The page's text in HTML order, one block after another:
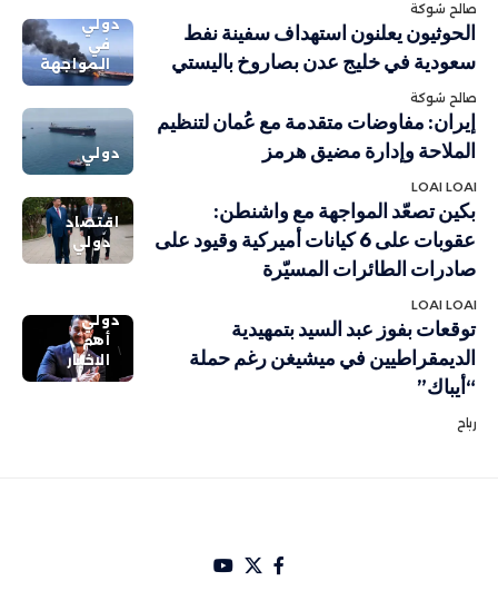
صالح شوكة
دولي
في
المواجهة
الحوثيون يعلنون استهداف سفينة نفط
سعودية في خليج عدن بصاروخ باليستي
صالح شوكة
دولي
إيران: مفاوضات متقدمة مع عُمان لتنظيم
الملاحة وإدارة مضيق هرمز
LOAI LOAI
اقتصاد
دولي
بكين تصعّد المواجهة مع واشنطن:
عقوبات على 6 كيانات أميركية وقيود على
صادرات الطائرات المسيّرة
LOAI LOAI
دولي
أهم
الاخبار
توقعات بفوز عبد السيد بتمهيدية
الديمقراطيين في ميشيغن رغم حملة
“أيباك”
رباح